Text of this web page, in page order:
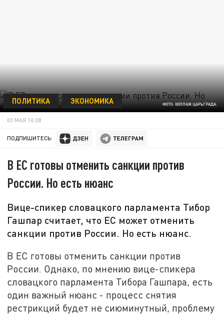
ФОТО: КОЛЛАЖ ЦАРЬГРАДА.
ПОЛИТИКА ЭКОНОМИКА
03 МАЯ 16:38
ПОДПИШИТЕСЬ:
В ЕС готовы отменить санкции против
России. Но есть нюанс
Вице-спикер словацкого парламента Тибор
Гашпар считает, что ЕС может отменить
санкции против России. Но есть нюанс.
В ЕС готовы отменить санкции против
России. Однако, по мнению вице-спикера
словацкого парламента Тибора Гашпара, есть
один важный нюанс - процесс снятия
рестрикций будет не сиюминутный, проблему